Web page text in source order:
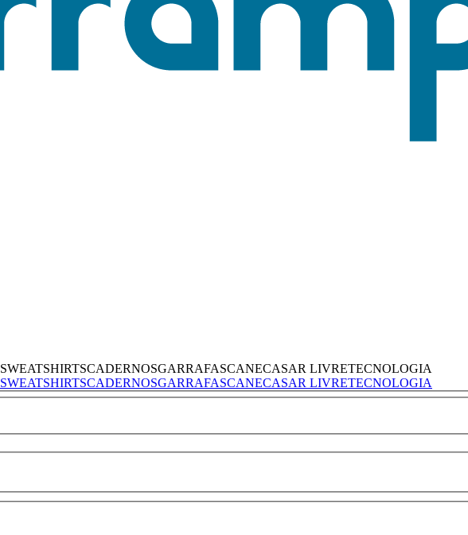
SWEATSHIRTSCADERNOSGARRAFASCANECASAR LIVRETECNOLOGIA
SWEATSHIRTSCADERNOSGARRAFASCANECASAR LIVRETECNOLOGIA